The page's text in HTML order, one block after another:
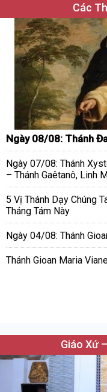
Các
Ngày 08/08: Thánh
Ngày 07/08: Thánh
– Thánh Gaêtanô, Linh
5 Vị Thánh Dạy Chúng
Tháng Tám Này
Ngày 04/08: Thánh
Thánh Gioan Maria
Giáo Xứ